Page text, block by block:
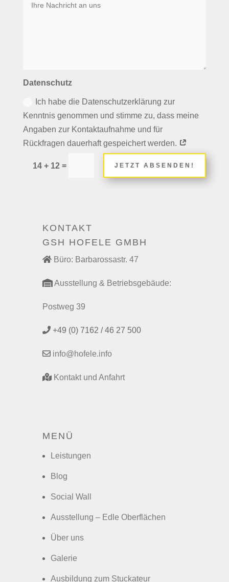
Datenschutz
Ich habe die Datenschutzerklärung zur
Kenntnis genommen und stimme zu, dass meine
Angaben zur Kontaktaufnahme und für
Rückfragen dauerhaft gespeichert werden.
14 + 12 = JETZT ABSENDEN!
KONTAKT
GSH HOFELE GMBH
Büro: Barbarossastr. 47
Ausstellung & Betriebsgebäude:
Postweg 39
+49 (0) 7162 / 46 27 500
info@hofele.info
Kontakt und Anfahrt
MENÜ
Leistungen
Blog
Social Wall
Ausstellung – Edle Oberflächen
Über uns
Galerie
Ausbildung zum Stuckateur